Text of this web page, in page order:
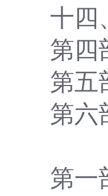
十四
第四
第五
第六
第一